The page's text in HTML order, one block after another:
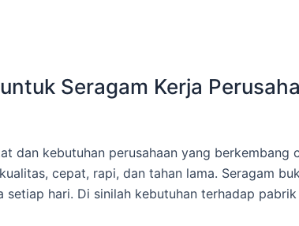
Seragam Kerja
dan kebutuhan perusahaan yang berkembang
cepat, rapi, dan tahan lama. Seragam
hari. Di sinilah kebutuhan terhadap